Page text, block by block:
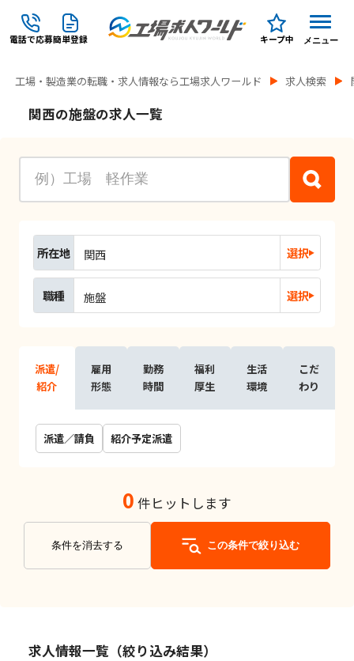
電話で応募簡単登録 キープ中 メニュー
工場・製造業の転職・求人情報なら工場求人ワールド 求人検索
関西の施盤の求人一覧
所在地 関西 選択
職種 施盤 選択
派遣/
紹介
雇用
形態
勤務
時間
福利
厚生
生活
環境
こだ
わり
派遣／請負 紹介予定派遣
0 件ヒットします
条件を消去する この条件で絞り込む
求人情報一覧（絞り込み結果）